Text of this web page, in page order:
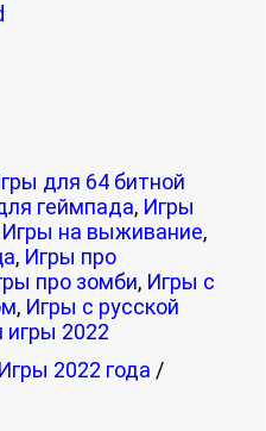
для 64 битной
геймпада, Игры
Игры на выживание,
, Игры про
про зомби, Игры с
, Игры с русской
игры 2022
Игры 2022 года /